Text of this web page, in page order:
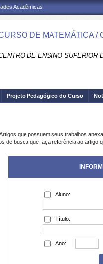
Acadêmicas
DE MATEMÁTICA /
DE ENSINO SUPERIOR
Projeto Pedagógico do Curso
que possuem seus trabalhos
de busca que faça referência ao artigo
Aluno:
Título:
Ano: